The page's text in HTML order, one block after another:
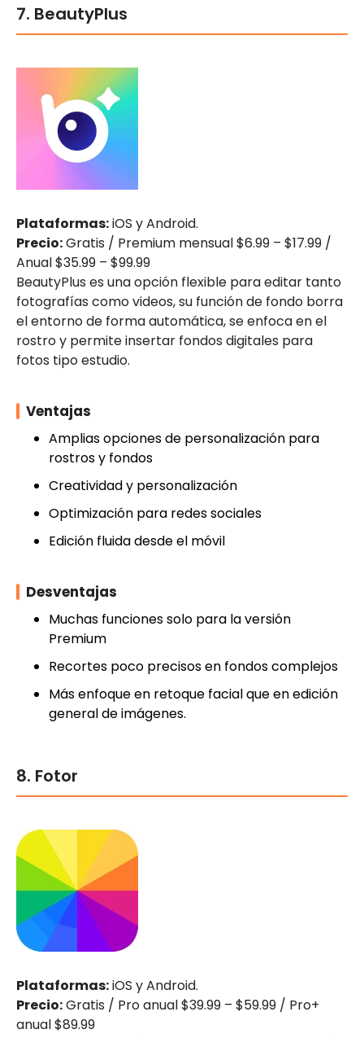
7. BeautyPlus
Plataformas:iOS y Android.
Precio:Gratis / Premium mensual $6.99 – $17.99 /
Anual $35.99 – $99.99
BeautyPlus es una opción flexible para editar tanto
fotografías como videos, su función de fondo borra
el entorno de forma automática, se enfoca en el
rostro y permite insertar fondos digitales para
fotos tipo estudio.
Ventajas
Amplias opciones de personalización para
rostros y fondos
Creatividad y personalización
Optimización para redes sociales
Edición fluida desde el móvil
Desventajas
Muchas funciones solo para la versión
Premium
Recortes poco precisos en fondos complejos
Más enfoque en retoque facial que en edición
general de imágenes.
8. Fotor
Plataformas:iOS y Android.
Precio:Gratis / Pro anual $39.99 – $59.99 / Pro+
anual $89.99